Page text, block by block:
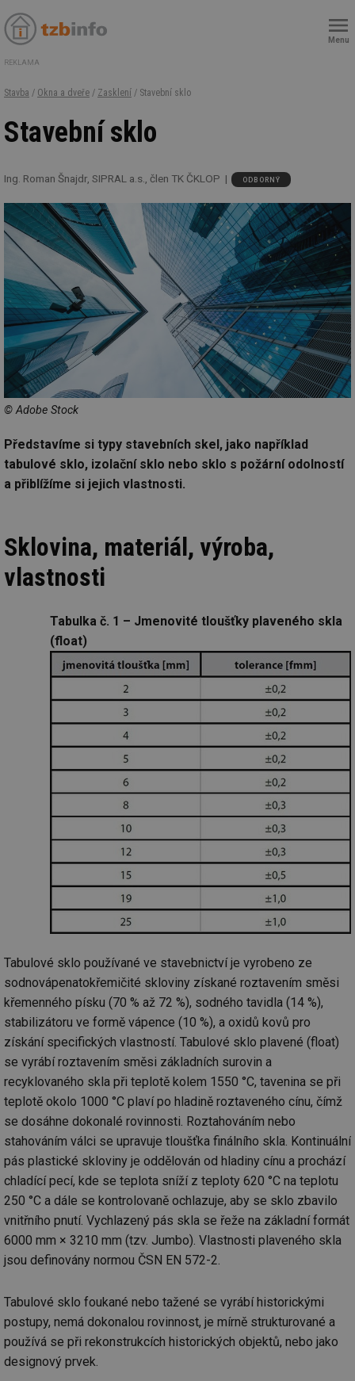
Menu
REKLAMA
Stavba / Okna a dveře / Zasklení / Stavební sklo
Stavební sklo
Ing. Roman Šnajdr, SIPRAL a.s., člen TK ČKLOP ODBORNÝ
© Adobe Stock
Představíme si typy stavebních skel, jako například
tabulové sklo, izolační sklo nebo sklo s požární odolností
a přiblížíme si jejich vlastnosti.
Sklovina, materiál, výroba,
vlastnosti
Tabulka č. 1 – Jmenovité tloušťky plaveného skla
(float)
Tabulové sklo používané ve stavebnictví je vyrobeno ze
sodnovápenatokřemičité skloviny získané roztavením směsi
křemenného písku (70 % až 72 %), sodného tavidla (14 %),
stabilizátoru ve formě vápence (10 %), a oxidů kovů pro
získání specifických vlastností. Tabulové sklo plavené (float)
se vyrábí roztavením směsi základních surovin a
recyklovaného skla při teplotě kolem 1550 °C, tavenina se při
teplotě okolo 1000 °C plaví po hladině roztaveného cínu, čímž
se dosáhne dokonalé rovinnosti. Roztahováním nebo
stahováním válci se upravuje tloušťka finálního skla. Kontinuální
pás plastické skloviny je oddělován od hladiny cínu a prochází
chladící pecí, kde se teplota sníží z teploty 620 °C na teplotu
250 °C a dále se kontrolovaně ochlazuje, aby se sklo zbavilo
vnitřního pnutí. Vychlazený pás skla se řeže na základní formát
6000 mm × 3210 mm (tzv. Jumbo). Vlastnosti plaveného skla
jsou definovány normou ČSN EN 572-2.
Tabulové sklo foukané nebo tažené se vyrábí historickými
postupy, nemá dokonalou rovinnost, je mírně strukturované a
používá se při rekonstrukcích historických objektů, nebo jako
designový prvek.